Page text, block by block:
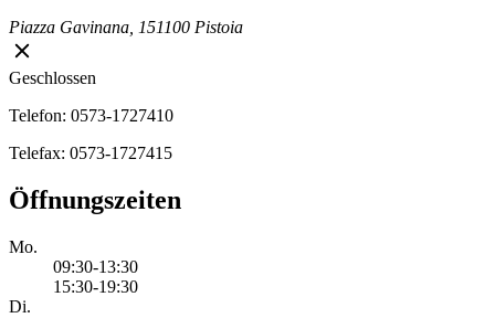
Piazza Gavinana, 151100 Pistoia
Geschlossen
Telefon: 0573-1727410
Telefax: 0573-1727415
Öffnungszeiten
Mo.
09:30-13:30
15:30-19:30
Di.